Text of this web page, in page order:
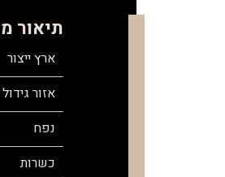
תיאור
ארץ ייצור
אזור גידול
נפח
כשרות